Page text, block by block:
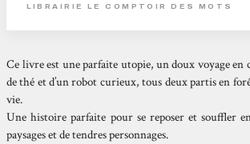
LIBRAIRIE LE COMPTOIR DES MOTS
Ce livre est une parfaite utopie, un doux voyageen
de thé et d’un robot curieux,tous deux partis en
vie.
Une histoire parfaite pour se reposer et souffler
paysages et de tendrespersonnages.